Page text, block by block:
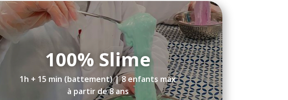
100% Slime
1h + 15 min (battement) | 8 enfants max
à partir de 8 ans